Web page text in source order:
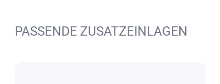
PASSENDE ZUSATZEINLAGEN